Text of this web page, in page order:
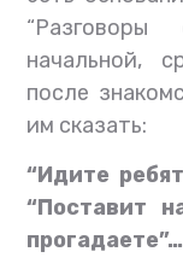
начальной,
после
им сказать:
“Идите
“Поставит